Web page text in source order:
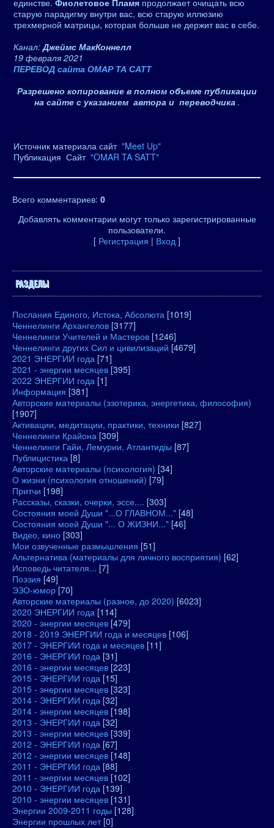
единстве. Фиолетовое Пламя продолжает очищать всю
старую парадигму внутри вас, всю старую иллюзию
трехмерной матрицы, которая больше не держит вас в себе.
Канал:Джеймс МакКоннелл
19 февраля 2021
ПЕРЕВОД сайта ОМАР ТА САТТ
Разрешено копирование в полном объеме публикации
на сайте с указанием автора и переводчика .
Источник материала сайт "Meet Up"
Публикация Сайт "OMAR TA SATT"
Всего комментариев: 0
Добавлять комментарии могут только зарегистрированные
пользователи.
[ Регистрация | Вход ]
РАЗДЕЛЫ
Послания Единого, Истока, Абсолюта [1019]
Ченнелинги Архангелов [3177]
Ченнелинги Учителей и Мастеров [1246]
Ченнелинги других Сил и цивилизаций [4679]
2021 ЭНЕРГИИ года [71]
2021 - энергии месяцев [395]
2022 ЭНЕРГИИ года [1]
Информация [381]
Авторские материалы (эзотерика, энергетика, философия)
[1907]
Активации, медитации, практики, техники [827]
Ченнелинги Крайона [309]
Ченнелинги Гайи, Лемурии, Атлантидіы [87]
Публицистика [8]
Авторские материалы (психология) [34]
О жизни (психология отношений) [79]
Притчи [198]
Рассказы, сказки, очерки, эссе.... [303]
Состояния моей Души "...О ГЛАВНОМ..." [48]
Состояния моей Души "... О ЖИЗНИ..." [46]
Видео, кино [303]
Мои озвученные размышления [51]
Альтернатива (материалы для личного восприятия) [62]
Исповедь читателя... [7]
Поэзия [49]
ЭЗО-юмор [70]
Авторские материалы (разное, до 2020) [6023]
2020 ЭНЕРГИИ года [114]
2020 - энергии месяцев [479]
2018 - 2019 ЭНЕРГИИ года и месяцев [106]
2017 - ЭНЕРГИИ года и месяцев [11]
2016 - ЭНЕРГИИ года [31]
2016 - энергии месяцев [223]
2015 - ЭНЕРГИИ года [15]
2015 - энергии месяцев [323]
2014 - ЭНЕРГИИ года [32]
2014 - энергии месяцев [198]
2013 - ЭНЕРГИИ года [32]
2013 - энергии месяцев [339]
2012 - ЭНЕРГИИ года [67]
2012 - энергии месяцев [148]
2011 - ЭНЕРГИИ года [88]
2011 - энергии месяцев [102]
2010 - ЭНЕРГИИ года [139]
2010 - энергии месяцев [131]
Энергии 2009-2011 годы [128]
Энергии прошлых лет [0]